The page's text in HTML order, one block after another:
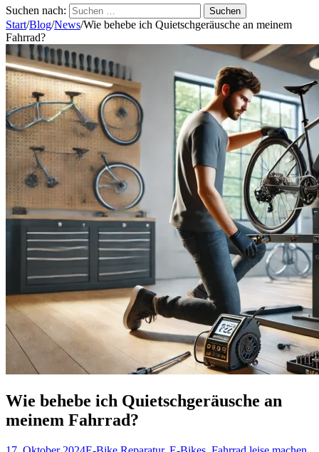
Suchen nach:
Start/Blog/News/Wie behebe ich Quietschgeräusche an meinem
Fahrrad?
Wie behebe ich Quietschgeräusche an
meinem Fahrrad?